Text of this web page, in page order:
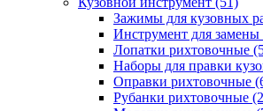
Зажимы для кузовных
Инструмент для замены
Лопатки рихтовочные
Наборы для правки
Оправки рихтовочные
Рубанки рихтовочные